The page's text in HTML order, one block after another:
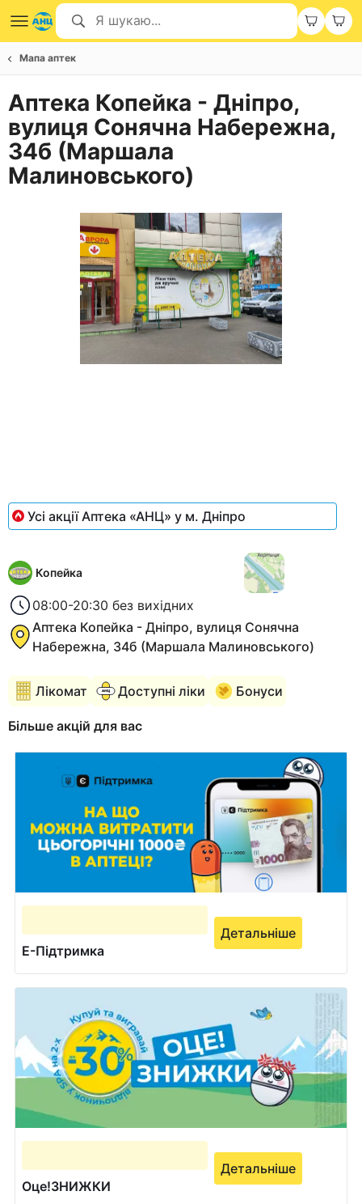
Мапа аптек
Аптека Копейка - Дніпро,
вулиця Сонячна Набережна,
34б (Маршала
Малиновського)
Усі акції Аптека «АНЦ» у м. Дніпро
Копейка
08:00-20:30 без вихідних
Аптека Копейка - Дніпро, вулиця Сонячна
Набережна, 34б (Маршала Малиновського)
Лікомат Доступні ліки Бонуси
Більше акцій для вас
Е-Підтримка
Детальніше
Оце!ЗНИЖКИ
Детальніше